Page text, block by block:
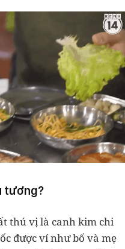
tương?
thú vị là canh kim chi
được ví như bố và mẹ